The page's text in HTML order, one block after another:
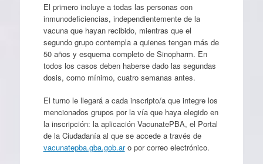
El primero incluye a todas las personas con
inmunodeficiencias, independientemente de la
vacuna que hayan recibido, mientras que el
segundo grupo contempla a quienes tengan más de
50 años y esquema completo de Sinopharm. En
todos los casos deben haberse dado las segundas
dosis, como mínimo, cuatro semanas antes.
El turno le llegará a cada inscripto/a que integre los
mencionados grupos por la vía que haya elegido en
la inscripción: la aplicación VacunatePBA, el Portal
de la Ciudadanía al que se accede a través de
vacunatepba.gba.gob.aro por correo electrónico.